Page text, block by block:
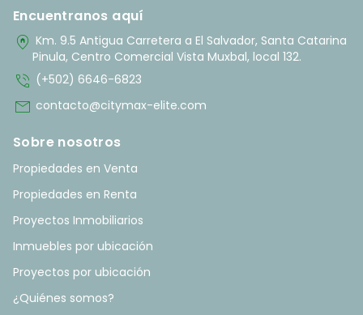
Encuentranos aquí
home_pin Km. 9.5 Antigua Carretera a El Salvador, Santa Catarina
Pinula, Centro Comercial Vista Muxbal, local 132.
phone_in_talk (+502) 6646-6823
mail contacto@citymax-elite.com
Sobre nosotros
Propiedades en Venta
Propiedades en Renta
Proyectos Inmobiliarios
Inmuebles por ubicación
Proyectos por ubicación
¿Quiénes somos?